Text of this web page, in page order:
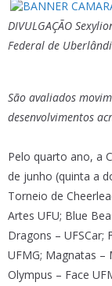
DIVULGAÇÃO
Federal de
São avaliados
desenvolvimentos
Pelo quarto ano, a
de junho (quinta a
Torneio de
Artes UFU; Blue
Dragons – UFSCar;
UFMG; Magnatas –
Olympus – Face